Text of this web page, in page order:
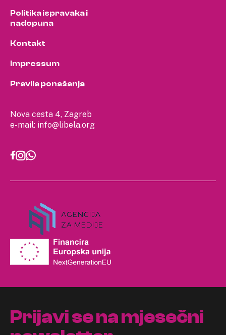
Nova cesta 4, Zagreb
e-mail: info@libela.org
Politika ispravaka i
nadopuna
Kontakt
Impressum
Pravila ponašanja
Prijavi se na mjesečni